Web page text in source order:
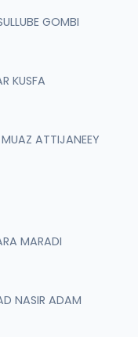
GOMBI
KUSFA
ATTIJANEEY
MARADI
NASIR ADAM